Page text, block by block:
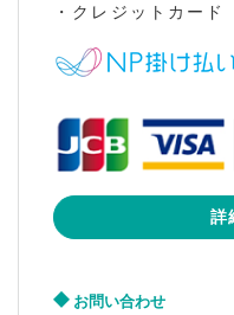
・クレジットカード
詳
お問い合わせ